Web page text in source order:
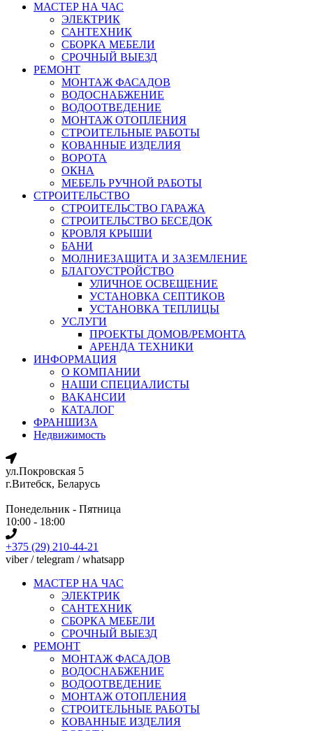
МАСТЕР НА ЧАС
ЭЛЕКТРИК
САНТЕХНИК
СБОРКА МЕБЕЛИ
СРОЧНЫЙ ВЫЕЗД
РЕМОНТ
МОНТАЖ ФАСАДОВ
ВОДОСНАБЖЕНИЕ
ВОДООТВЕДЕНИЕ
МОНТАЖ ОТОПЛЕНИЯ
СТРОИТЕЛЬНЫЕ РАБОТЫ
КОВАННЫЕ ИЗДЕЛИЯ
ВОРОТА
ОКНА
МЕБЕЛЬ РУЧНОЙ РАБОТЫ
СТРОИТЕЛЬСТВО
СТРОИТЕЛЬСТВО ГАРАЖА
СТРОИТЕЛЬСТВО БЕСЕДОК
КРОВЛЯ КРЫШИ
БАНИ
МОЛНИЕЗАЩИТА И ЗАЗЕМЛЕНИЕ
БЛАГОУСТРОЙСТВО
УЛИЧНОЕ ОСВЕЩЕНИЕ
УСТАНОВКА СЕПТИКОВ
УСТАНОВКА ТЕПЛИЦЫ
УСЛУГИ
ПРОЕКТЫ ДОМОВ/РЕМОНТА
АРЕНДА ТЕХНИКИ
ИНФОРМАЦИЯ
О КОМПАНИИ
НАШИ СПЕЦИАЛИСТЫ
ВАКАНСИИ
КАТАЛОГ
ФРАНШИЗА
Недвижимость
ул.Покровская 5
г.Витебск, Беларусь
Понедельник - Пятница
10:00 - 18:00
+375 (29) 210-44-21
viber / telegram / whatsapp
МАСТЕР НА ЧАС
ЭЛЕКТРИК
САНТЕХНИК
СБОРКА МЕБЕЛИ
СРОЧНЫЙ ВЫЕЗД
РЕМОНТ
МОНТАЖ ФАСАДОВ
ВОДОСНАБЖЕНИЕ
ВОДООТВЕДЕНИЕ
МОНТАЖ ОТОПЛЕНИЯ
СТРОИТЕЛЬНЫЕ РАБОТЫ
КОВАННЫЕ ИЗДЕЛИЯ